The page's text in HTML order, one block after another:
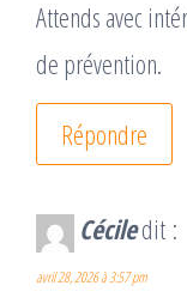
Attends avec
de prévention.
Répondre
Céciledit :
avril 28, 2026 à 3:57 pm